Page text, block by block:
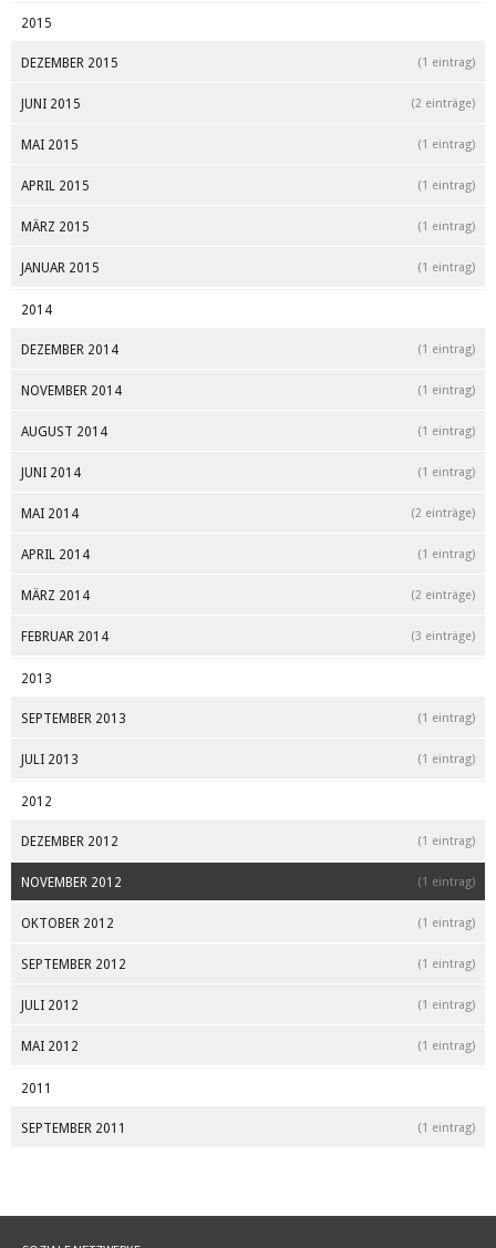
2015
DEZEMBER 2015 (1 eintrag)
JUNI 2015 (2 einträge)
MAI 2015 (1 eintrag)
APRIL 2015 (1 eintrag)
MÄRZ 2015 (1 eintrag)
JANUAR 2015 (1 eintrag)
2014
DEZEMBER 2014 (1 eintrag)
NOVEMBER 2014 (1 eintrag)
AUGUST 2014 (1 eintrag)
JUNI 2014 (1 eintrag)
MAI 2014 (2 einträge)
APRIL 2014 (1 eintrag)
MÄRZ 2014 (2 einträge)
FEBRUAR 2014 (3 einträge)
2013
SEPTEMBER 2013 (1 eintrag)
JULI 2013 (1 eintrag)
2012
DEZEMBER 2012 (1 eintrag)
NOVEMBER 2012 (1 eintrag)
OKTOBER 2012 (1 eintrag)
SEPTEMBER 2012 (1 eintrag)
JULI 2012 (1 eintrag)
MAI 2012 (1 eintrag)
2011
SEPTEMBER 2011 (1 eintrag)